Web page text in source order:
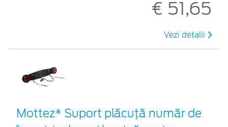
€ 51,65
Vezi detalii
Mottez* Suport plăcuță număr de